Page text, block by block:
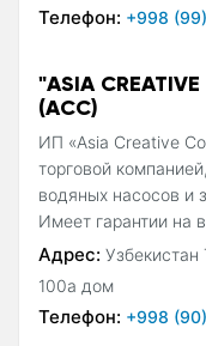
Телефон: +998
"ASIA
(ACC)
ИП «Asia Creative
торговой
водяных насосов и
Имеет гарантии на
Адрес: Узбекистан
100а дом
Телефон: +998